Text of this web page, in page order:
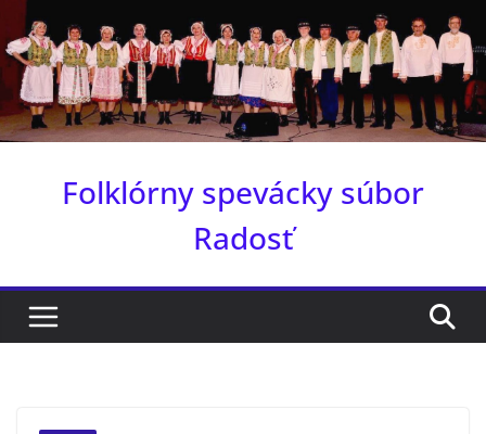
to
content
Folklórny spevácky súbor
Radosť